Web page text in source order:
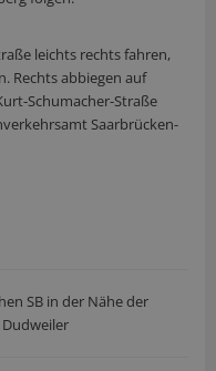
leichts rechts fahren,
Rechts abbiegen auf
Schumacher-Straße
Saarbrücken-
SB in der Nähe der